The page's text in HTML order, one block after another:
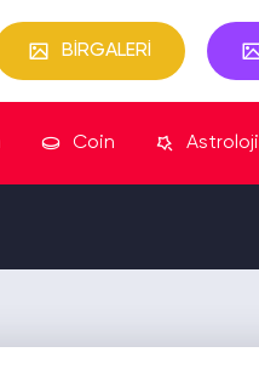
BİRGALERİ
Coin Astroloji